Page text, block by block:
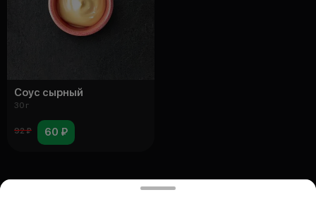
Соус сырный
30 г
92 ₽ 60 ₽